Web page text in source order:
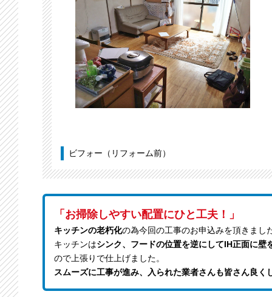
ビフォー（リフォーム前）
「お掃除しやすい配置にひと工夫！」
キッチンの老朽化の為今回の工事のお申込みを頂きまし
キッチンはシンク、フードの位置を逆にしてIH正面に壁
ので上張りで仕上げました。
スムーズに工事が進み、入られた業者さんも皆さん良く